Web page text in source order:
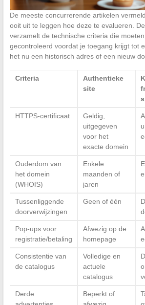
De meeste concurrerende artikelen
ooit uit te leggen hoe deze te evalueren.
verzamelt de technische criteria die
gecontroleerd voordat je toegang krijgt tot
het nu een historisch adres of een nieuw
Criteria
Authentieke
site
HTTPS-certificaat
Geldig,
uitgegeven
voor het
exacte domein
Ouderdom van
het domein
(WHOIS)
Enkele
maanden of
jaren
Tussenliggende
doorverwijzingen
Geen of één
Pop-ups voor
registratie/betaling
Afwezig op de
homepage
Consistentie van
de catalogus
Volledige en
actuele
catalogus
Derde
Beperkt of